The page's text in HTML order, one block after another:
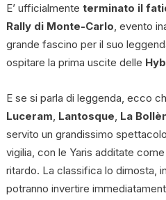
E’ ufficialmente terminato il
Rally di Monte-Carlo, evento
grande fascino per il suo
ospitare la prima uscite delle
E se si parla di leggenda, ecco
Luceram, Lantosque, La
servito un grandissimo
vigilia, con le Yaris additate
ritardo. La classifica lo dimosta,
potranno invertire